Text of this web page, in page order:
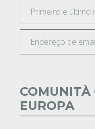
COMUNITÀ
EUROPA